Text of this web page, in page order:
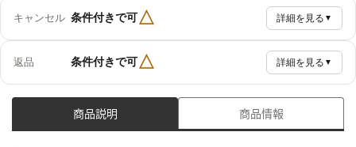
キャンセル 条件付きで可△ 詳細を見る ▼
返品 条件付きで可△ 詳細を見る ▼
商品説明 商品情報